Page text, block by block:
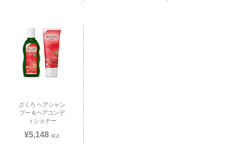
ざくろ ヘアシャン
プー＆ヘアコンデ
ィショナー
¥5,148 税込